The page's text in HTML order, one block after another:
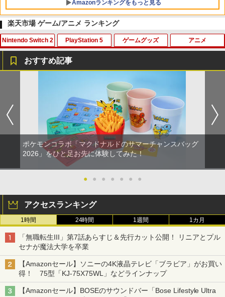
Amazonランキングをもっと見る
1
劇場版「鬼滅の刃」無限城編 第一章 猗
劇場版「鬼滅の刃」無限城編 第一章 猗
窩座再来 通常版 [DVD]
￥3,523
￥8,698
『映画 ラブライブ！蓮ノ空女学院スクー
ルアイドルクラブ Bloom Garden Part
y』Blu-ray（特装限定版）
楽天市場 ゲーム/アニメ ランキング
Nintendo Switch 2
[Switch 2] スプラトゥーン レイダース
（ダウンロード版）※4,800ポイントま
でご利用可 ■
￥6,480
【店内全品P10倍 8/4〜要エントリー】
260305)
3
任天堂 【Switch2】スプラトゥーン レイ
ダース [BEE-P-AADLA NSW2 スプラト
ゥ-ン レイダ-ス]
￥6,740
PlayStation 5
【SONYライセンス商品】DualSense?
ワイヤレスコントローラー専用 充電USB
ケーブル for PlayStationR5 3mロング
ケ
￥1,753
限定クリアカラー PRO FREAK Cheeky
モデル V2 PS5 PS4 NS pro凹型 FPS 無
do switchプロコン対応【定形外郵便の
み送料無料】しまリス堂※箱壊れによる
返品交換はお受けできません
3
ソニー・インタラクティブエンタテイン
メント スティックモジュール（DualSen
se Edge(TM) ワイヤレスコントローラー
用） [CFI-ZSM1G PS5 デュアルセンス
ゲームグッズ
NewスーパーマリオブラザーズWii ノコ
ノコエアホッケー
￥1,218
【中古】レイトン ミステリージャーニー
カトリーエイルと大富豪の陰謀DX - Swit
￥2,409
モンスターボールケース ポケモンgo Plu
s 多機能保護ケース プラス用ケース 保護
ケース 収納ボック スポークボール用ポ
ータブルケース
￥1,680
アニメ
【中古】ズートピア MovieNEX [DVDの
￥2,980
【中古】【未使用品】ズートピア2 [DVD
のみ]
￥3,480
3
JUNK WORLD(通常版)【Blu-ray】 [ 松
￥5,271
銀河特急 ミルキー☆サブウェイ(特装限
おすすめ記事
ポケモンコラボ「マクドナルドのサマーチャンスバッグ
2026」をひと足お先に体験してみた！
● ● ● ● ● ● ●
アクセスランキング
1時間 24時間 1週間 1カ月
「無職転生III」第7話あらすじ＆先行カット公開！ リニアとプル
セナが魔法大学を卒業
【Amazonセール】ソニーの4K液晶テレビ「ブラビア」がお買い
得！ 75型「KJ-75X75WL」などラインナップ
【Amazonセール】BOSEのサウンドバー「Bose Lifestyle Ultra